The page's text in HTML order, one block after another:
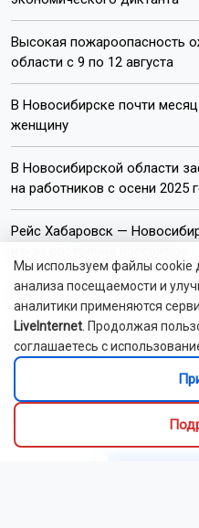
Высокая пожароопасность
области с 9 по 12 августа
В Новосибирске почти
женщину
В Новосибирской области
на работников с осени 2025
Рейс Хабаровск —
На Новосибирскую область
Двухэтажный дом сгорел в
Новосибирском
Цены на бензин в
Мы используем файлы cookie
анализа посещаемости и
аналитики применяются
LiveInternet . Продолжая
соглашаетесь с